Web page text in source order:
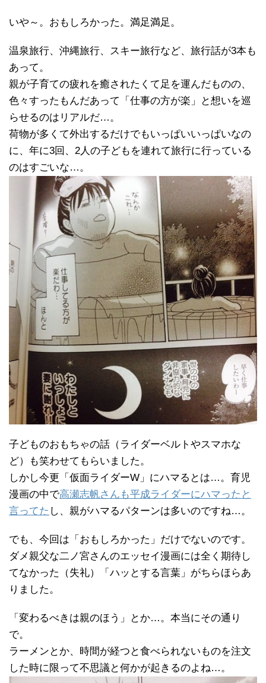
いや～。おもしろかった。満足満足。
温泉旅行、沖縄旅行、スキー旅行など、旅行話が3本も
あって。
親が子育ての疲れを癒されたくて足を運んだものの、
色々すったもんだあって「仕事の方が楽」と想いを巡
らせるのはリアルだ…。
荷物が多くて外出するだけでもいっぱいいっぱいなの
に、年に3回、2人の子どもを連れて旅行に行っている
のはすごいな…。
子どものおもちゃの話（ライダーベルトやスマホな
ど）も笑わせてもらいました。
しかし今更「仮面ライダーW」にハマるとは…。育児
漫画の中で高瀬志帆さんも平成ライダーにハマったと
言ってた し、親がハマるパターンは多いのですね…。
でも、今回は「おもしろかった」だけでないのです。
ダメ親父な二ノ宮さんのエッセイ漫画には全く期待し
てなかった（失礼）「ハッとする言葉」がちらほらあ
りました。
「変わるべきは親のほう」とか…。本当にその通り
で。
ラーメンとか、時間が経つと食べられないものを注文
した時に限って不思議と何かが起きるのよね…。